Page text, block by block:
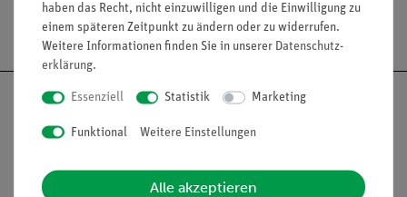
Versandkostenfrei ab 300,- €
haben das Recht, nicht einzuwilligen und die Einwilligung zu
einem späteren Zeitpunkt zu ändern oder zu widerrufen.
Weitere Informationen finden Sie in unserer Daten­schutz­
erklärung.
Essenziell Statistik Marketing
Funktional Weitere Einstellungen
Alle akzeptieren